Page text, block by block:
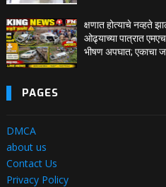
क्षणात होत्याचे नव्हते
ओढ्याच्या पात्रात
भीषण अपघात; एकाचा
PAGES
DMCA
about us
Contact Us
Privacy Policy